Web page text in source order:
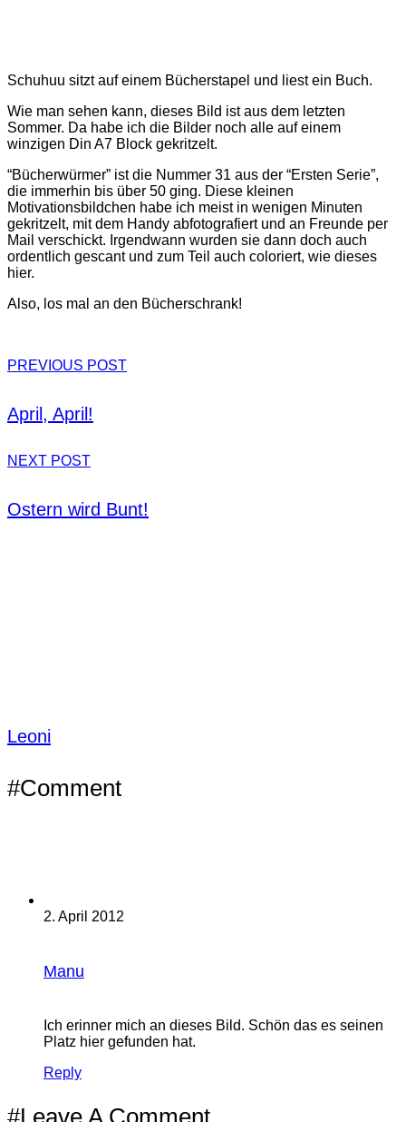
Schuhuu sitzt auf einem Bücherstapel und liest ein Buch.
Wie man sehen kann, dieses Bild ist aus dem letzten
Sommer. Da habe ich die Bilder noch alle auf einem
winzigen Din A7 Block gekritzelt.
“Bücherwürmer” ist die Nummer 31 aus der “Ersten Serie”,
die immerhin bis über 50 ging. Diese kleinen
Motivationsbildchen habe ich meist in wenigen Minuten
gekritzelt, mit dem Handy abfotografiert und an Freunde per
Mail verschickt. Irgendwann wurden sie dann doch auch
ordentlich gescant und zum Teil auch coloriert, wie dieses
hier.
Also, los mal an den Bücherschrank!
PREVIOUS POST
April, April!
NEXT POST
Ostern wird Bunt!
Leoni
#Comment
2. April 2012
Manu
Ich erinner mich an dieses Bild. Schön das es seinen
Platz hier gefunden hat.
Reply
#Leave A Comment